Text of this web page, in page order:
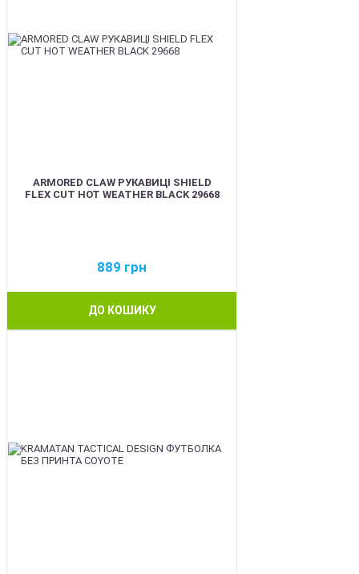
ARMORED CLAW РУКАВИЦІ SHIELD
FLEX CUT HOT WEATHER BLACK 29668
889 грн
ДО КОШИКУ